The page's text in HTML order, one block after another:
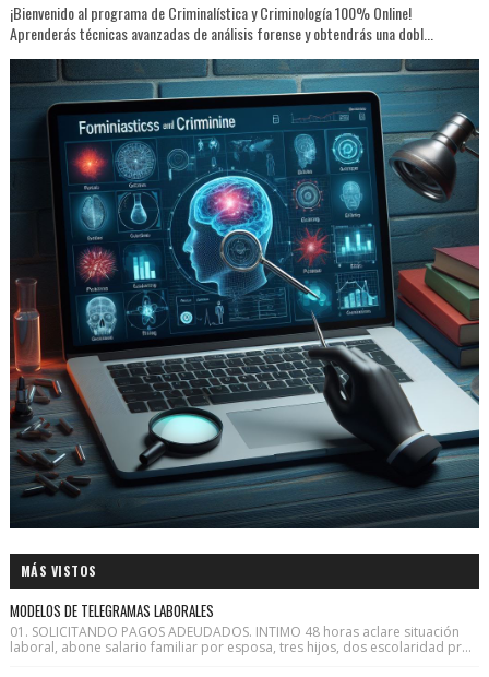
¡Bienvenido al programa de Criminalística y Criminología 100% Online!
Aprenderás técnicas avanzadas de análisis forense y obtendrás una dobl...
MÁS VISTOS
MODELOS DE TELEGRAMAS LABORALES
01. SOLICITANDO PAGOS ADEUDADOS. INTIMO 48 horas aclare situación
laboral, abone salario familiar por esposa, tres hijos, dos escolaridad pr...